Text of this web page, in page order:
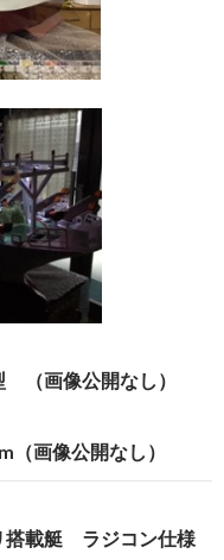
（画像公開なし）
画像公開なし）
搭載艇 ラジコン仕様